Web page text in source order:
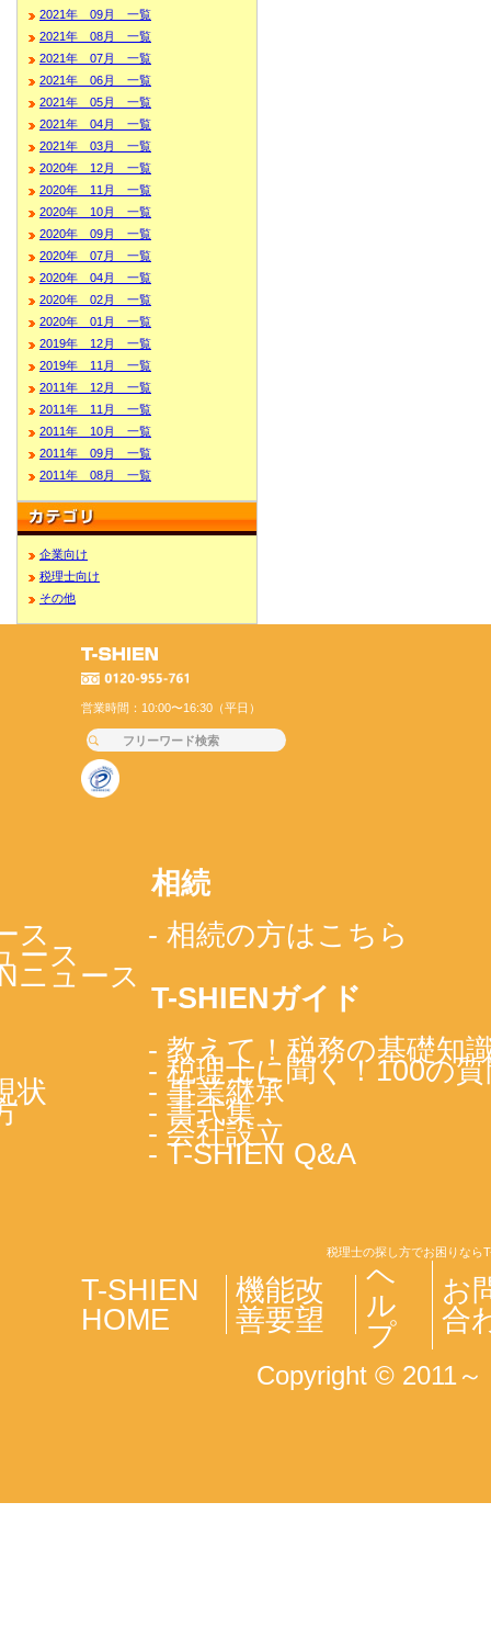
2021年 09月 一覧
2021年 08月 一覧
2021年 07月 一覧
2021年 06月 一覧
2021年 05月 一覧
2021年 04月 一覧
2021年 03月 一覧
2020年 12月 一覧
2020年 11月 一覧
2020年 10月 一覧
2020年 09月 一覧
2020年 07月 一覧
2020年 04月 一覧
2020年 02月 一覧
2020年 01月 一覧
2019年 12月 一覧
2019年 11月 一覧
2011年 12月 一覧
2011年 11月 一覧
2011年 10月 一覧
2011年 09月 一覧
2011年 08月 一覧
企業向け
税理士向け
その他
営業時間：10:00〜16:30（平日）
ス
ース
ニュース
状
相続
- 相続の方はこちら
T-SHIENガイド
- 教えて！税務の基礎知
- 税理士に聞く！100の
- 事業継承
- 書式集
- 会社設立
- T-SHIEN Q&A
税理士の探し方でお困りなら
T-SHIEN
HOME
機能改
善要望
ヘ
ル
プ
お
合
Copyright © 2011